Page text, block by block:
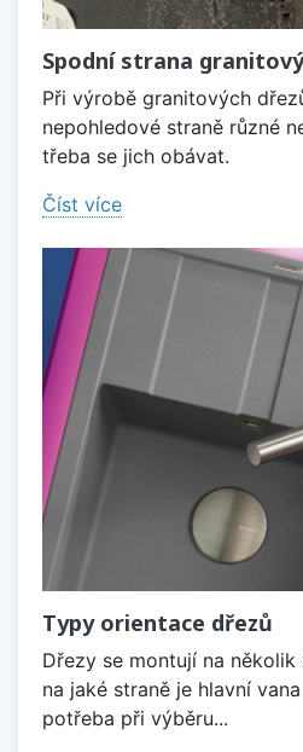
Spodní strana
Při výrobě granitových
nepohledové straně různé
třeba se jich obávat.
Číst více
Typy orientace dřezů
Dřezy se montují na
na jaké straně je hlavní
potřeba při výběru...